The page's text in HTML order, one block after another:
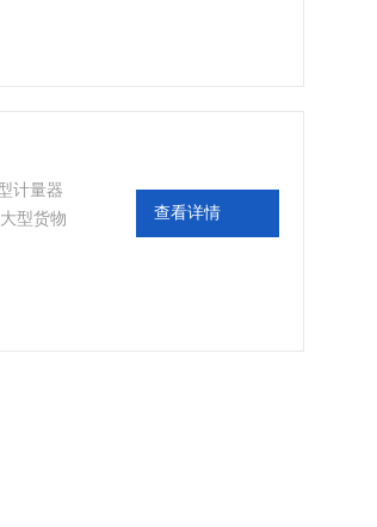
计量器
型货物
在着不
查看详情